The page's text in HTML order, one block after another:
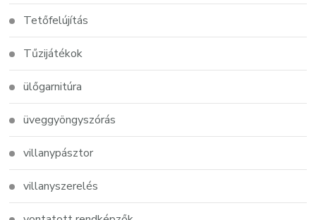
Tetőfelújítás
Tűzijátékok
ülőgarnitúra
üveggyöngyszórás
villanypásztor
villanyszerelés